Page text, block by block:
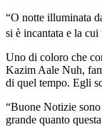
“O notte illuminata
si è incantata e la
Uno di coloro che
Kazim Aale Nuh,
di quel tempo. Egli
“Buone Notizie
grande quanto